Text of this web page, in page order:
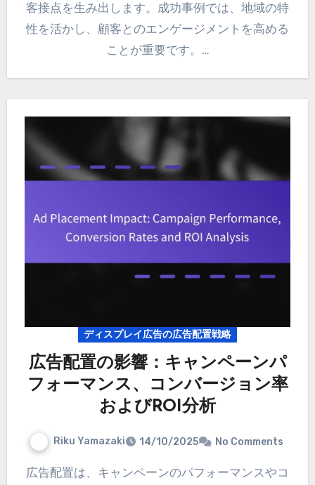
客接点を生み出します。成功事例では、地域の特
性を活かし、顧客とのエンゲージメントを高める
ことが重要です。…
ディスプレイ広告の広告配置戦略
広告配置の影響：キャンペーンパ
フォーマンス、コンバージョン率
およびROI分析
Riku Yamazaki 14/10/2025 No Comments
広告配置は、キャンペーンのパフォーマンスやコ